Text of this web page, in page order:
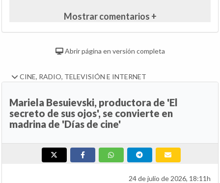
Mostrar comentarios +
Abrir página en versión completa
CINE, RADIO, TELEVISIÓN E INTERNET
Mariela Besuievski, productora de 'El
secreto de sus ojos', se convierte en
madrina de 'Días de cine'
24 de julio de 2026, 18:11h